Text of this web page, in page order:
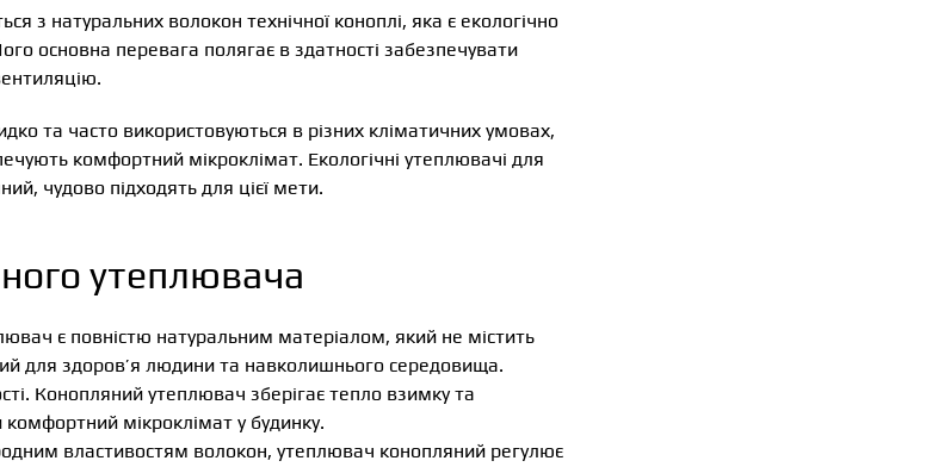
з натуральних волокон технічної коноплі, яка є екологічно
основна перевага полягає в здатності забезпечувати
та часто використовуються в різних кліматичних умовах,
комфортний мікроклімат. Екологічні утеплювачі для
чудово підходять для цієї мети.
утеплювача
є повністю натуральним матеріалом, який не містить
для здоров’я людини та навколишнього середовища.
Конопляний утеплювач зберігає тепло взимку та
мікроклімат у будинку.
властивостям волокон, утеплювач конопляний регулює